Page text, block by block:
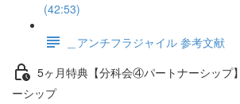
(42:53)
＿アンチフラジャイル 参考文献
5ヶ月特典【分科会④パートナーシップ
ーシップ